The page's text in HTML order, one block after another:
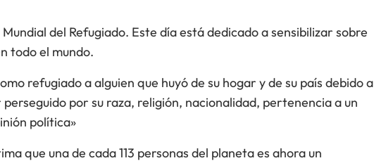
del Refugiado. Este día está dedicado a sensibilizar sobre
todo el mundo.
refugiado a alguien que huyó de su hogar y de su país debido a
por su raza, religión, nacionalidad, pertenencia a un
política»
que una de cada 113 personas del planeta es ahora un